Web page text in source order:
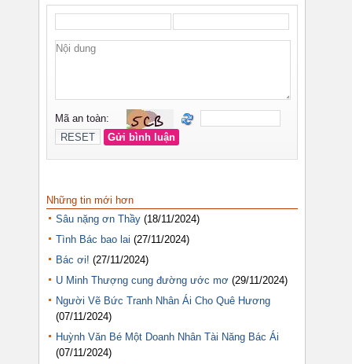
Những tin mới hơn
Sâu nặng ơn Thầy (18/11/2024)
Tình Bác bao lai (27/11/2024)
Bác ơi! (27/11/2024)
U Minh Thượng cung đường ước mơ (29/11/2024)
Người Vẽ Bức Tranh Nhân Ái Cho Quê Hương
(07/11/2024)
Huỳnh Văn Bé Một Doanh Nhân Tài Năng Bác Ái
(07/11/2024)